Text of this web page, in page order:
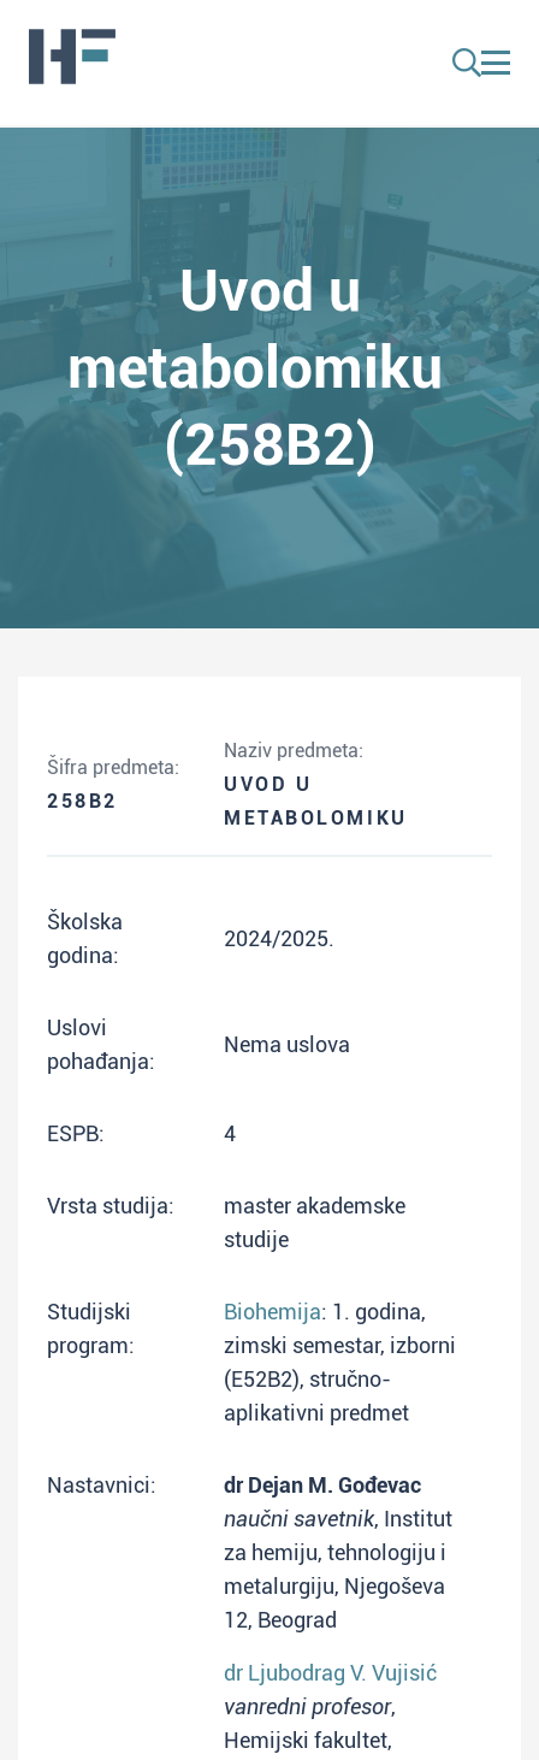
Uvod u
metabolomiku
(258B2)
Šifra predmeta:
258B2
Naziv predmeta:
UVOD U
METABOLOMIKU
Školska
godina:
2024/2025.
Uslovi
pohađanja:
Nema uslova
ESPB: 4
Vrsta studija:
master akademske
studije
Studijski
program:
Biohemija: 1. godina,
zimski semestar, izborni
(E52B2), stručno-
aplikativni predmet
Nastavnici:
dr Dejan M. Gođevac
naučni savetnik, Institut
za hemiju, tehnologiju i
metalurgiju, Njegoševa
12, Beograd
dr Ljubodrag V. Vujisić
vanredni profesor,
Hemijski fakultet,